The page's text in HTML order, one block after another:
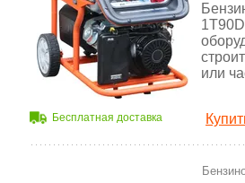
Бесплатная доставка
или